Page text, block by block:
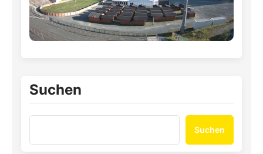
Suchen
Suchen